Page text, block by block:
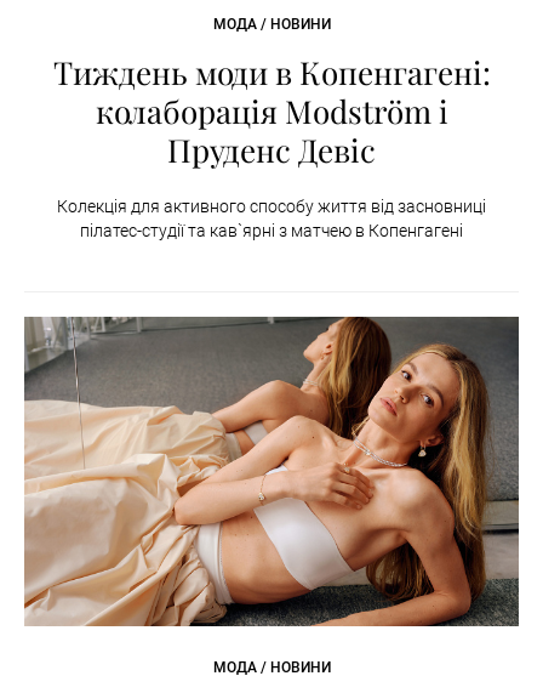
МОДА / НОВИНИ
Тиждень моди в Копенгагені:
колаборація Modström і
Пруденс Девіс
Колекція для активного способу життя від засновниці
пілатес-студії та кав`ярні з матчею в Копенгагені
МОДА / НОВИНИ